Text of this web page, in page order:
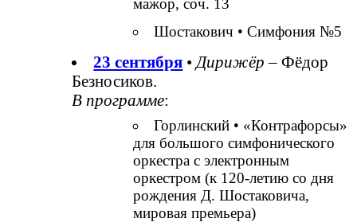
мажор, соч. 13
Шостакович • Симфония №5
23 сентября • Дирижёр – Фёдор
Безносиков.
В программе:
Горлинский • «Контрафорсы»
для большого симфонического
оркестра с электронным
оркестром (к 120-летию со дня
рождения Д. Шостаковича,
мировая премьера)